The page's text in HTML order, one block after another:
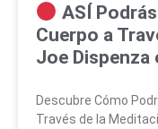
ASÍ
Cuerpo a
Joe Dispenza
Descubre Cómo
Través de la